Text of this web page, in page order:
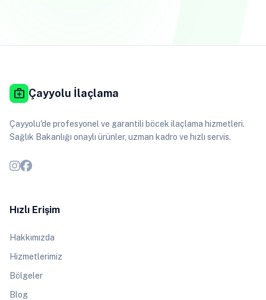
medical_services Çayyolu İlaçlama
Çayyolu'de profesyonel ve garantili böcek ilaçlama hizmetleri.
Sağlık Bakanlığı onaylı ürünler, uzman kadro ve hızlı servis.
Hızlı Erişim
Hakkımızda
Hizmetlerimiz
Bölgeler
Blog